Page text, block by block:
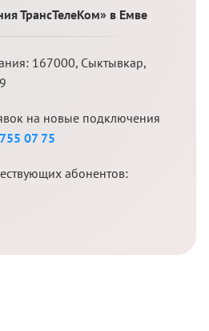
ТрансТелеКом» в Емве
167000, Сыктывкар,
на новые подключения
07 75
абонентов: